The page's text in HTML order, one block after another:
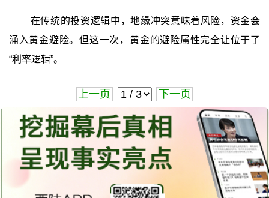
在传统的投资逻辑中，地缘冲突意味着风险，资金会
涌入黄金避险。但这一次，黄金的避险属性完全让位于了
“利率逻辑”。
上一页 下一页